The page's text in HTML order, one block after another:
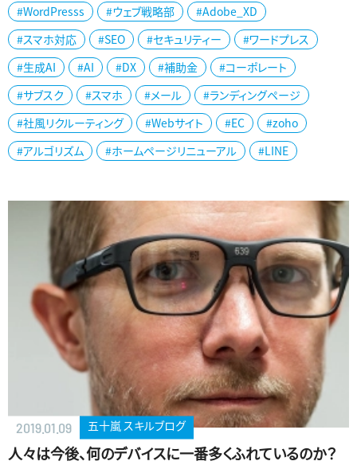
#WordPresss
#ウェブ戦略部
#Adobe_XD
#スマホ対応
#SEO #セキュリティー
#ワードプレス
#生成AI
#AI #DX #補助金
#コーポレート
#サブスク
#スマホ #メール
#ランディングページ
#社風リクルーティング
#Webサイト #EC
#zoho
#アルゴリズム
#ホームページリニューアル #LINE
2019.01.09 五十嵐 スキルブログ
人々は今後、何のデバイスに一番多くふれているのか？